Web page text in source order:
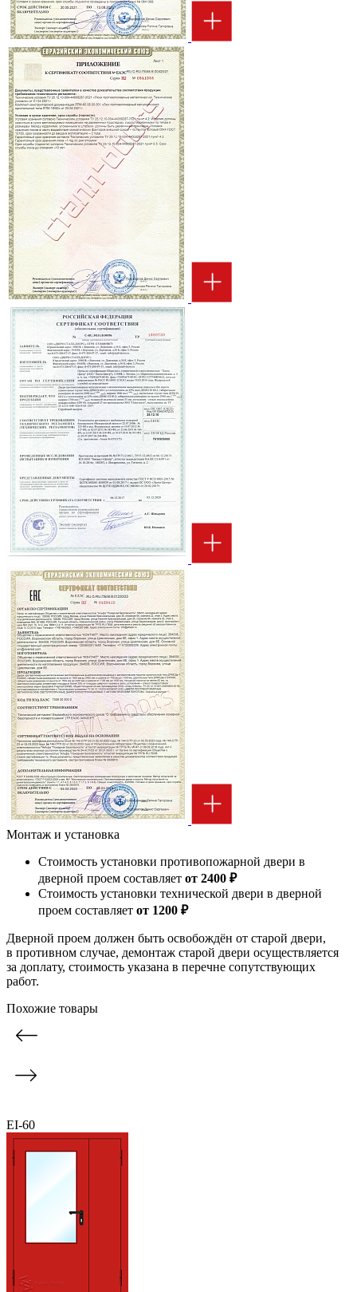
Монтаж и установка
Стоимость установки противопожарной двери в
дверной проем составляет от 2400 ₽
Стоимость установки технической двери в дверной
проем составляет от 1200 ₽
Дверной проем должен быть освобождён от старой двери,
в противном случае, демонтаж старой двери осуществляется
за доплату, стоимость указана в перечне сопутствующих
работ.
Похожие товары
EI-60